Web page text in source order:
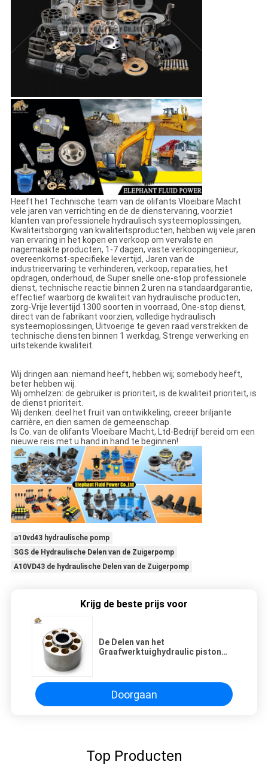
Heeft het Technische team van de olifants Vloeibare Macht
vele jaren van verrichting en de de dienstervaring, voorziet
klanten van professionele hydraulisch systeemoplossingen,
Kwaliteitsborging van kwaliteitsproducten, hebben wij vele jaren
van ervaring in het kopen en verkoop om vervalste en
nagemaakte producten, 1-7 dagen, vaste verkoopingenieur,
overeenkomst-specifieke levertijd, Jaren van de
industrieervaring te verhinderen, verkoop, reparaties, het
opdragen, onderhoud, de Super snelle one-stop professionele
dienst, technische reactie binnen 2 uren na standaardgarantie,
effectief waarborg de kwaliteit van hydraulische producten,
zorg-Vrije levertijd 1300 soorten in voorraad, One-stop dienst,
direct van de fabrikant voorzien, volledige hydraulisch
systeemoplossingen, Uitvoerige te geven raad verstrekken de
technische diensten binnen 1 werkdag, Strenge verwerking en
uitstekende kwaliteit.
Wij dringen aan: niemand heeft, hebben wij; somebody heeft,
beter hebben wij.
Wij omhelzen: de gebruiker is prioriteit, is de kwaliteit prioriteit, is
de dienst prioriteit.
Wij denken: deel het fruit van ontwikkeling, creeer briljante
carrière, en dien samen de gemeenschap.
Is Co. van de olifants Vloeibare Macht, Ltd-Bedrijf bereid om een
nieuwe reis met u hand in hand te beginnen!
a10vd43 hydraulische pomp
SGS de Hydraulische Delen van de Zuigerpomp
A10VD43 de hydraulische Delen van de Zuigerpomp
Krijg de beste prijs voor
De Delen van het
Graafwerktuighydraulic piston
Doorgaan
Top Producten